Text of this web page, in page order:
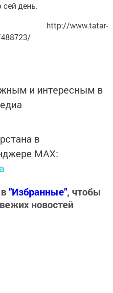
сей день.
www.tatar-
и интересным в
в
MАХ:
"Избранные", чтобы
новостей